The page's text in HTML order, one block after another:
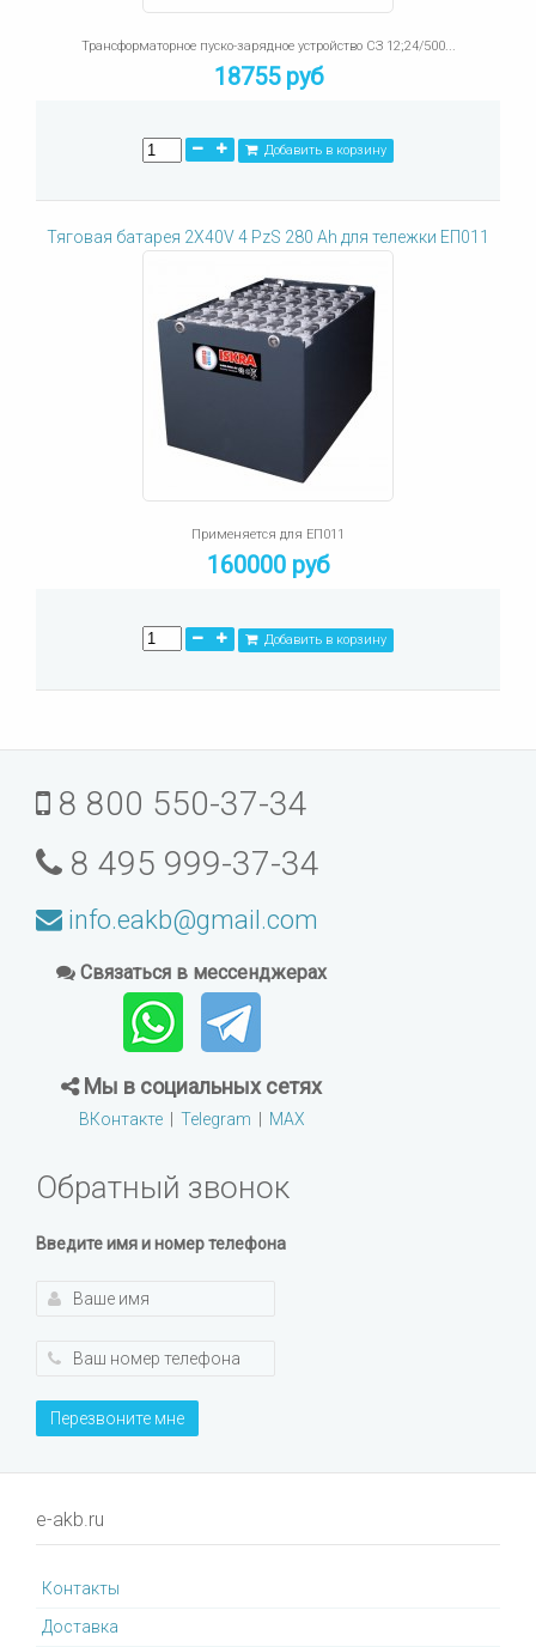
Трансформаторное пуско-зарядное устройство СЗ 12;24/500...
18755 руб
Добавить в корзину
Тяговая батарея 2X40V 4 PzS 280 Ah для тележки ЕП011
Применяется для ЕП011
160000 руб
Добавить в корзину
8 800 550-37-34
8 495 999-37-34
info.eakb@gmail.com
Связаться в мессенджерах
Мы в социальных сетях
ВКонтакте| Telegram | MAX
Обратный звонок
Введите имя и номер телефона
Перезвоните мне
e-akb.ru
Контакты
Доставка